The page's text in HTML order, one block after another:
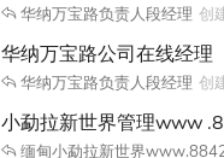
华纳万宝路负责人段经理 创
华纳万宝路公司在线经理
华纳万宝路负责人段经理 创
小勐拉新世界管理www
缅甸小勐拉新世界